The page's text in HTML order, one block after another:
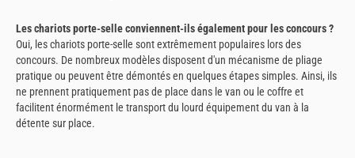
Les chariots porte-selle conviennent-ils également pour les concours ?
Oui, les chariots porte-selle sont extrêmement populaires lors des
concours. De nombreux modèles disposent d'un mécanisme de pliage
pratique ou peuvent être démontés en quelques étapes simples. Ainsi, ils
ne prennent pratiquement pas de place dans le van ou le coffre et
facilitent énormément le transport du lourd équipement du van à la
détente sur place.